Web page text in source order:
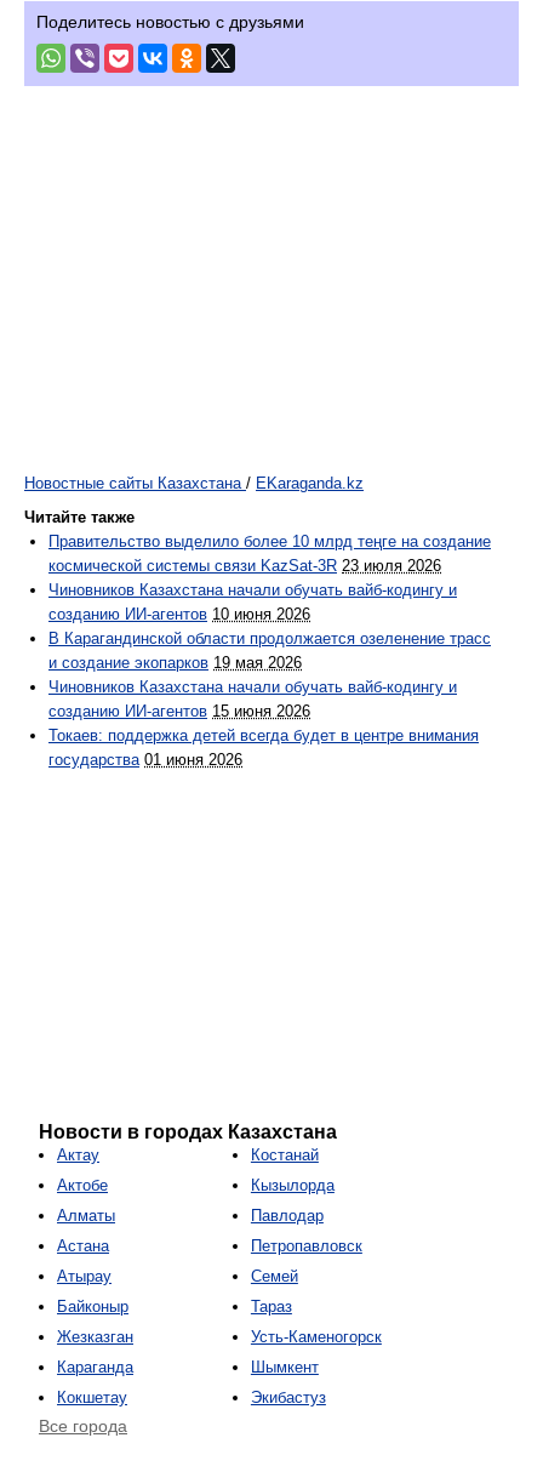
Поделитесь новостью с друзьями
Новостные сайты Казахстана / EKaraganda.kz
Читайте также
Правительство выделило более 10 млрд теңге на создание
космической системы связи KazSat-3R 23 июля 2026
Чиновников Казахстана начали обучать вайб-кодингу и
созданию ИИ-агентов 10 июня 2026
В Карагандинской области продолжается озеленение трасс
и создание экопарков 19 мая 2026
Чиновников Казахстана начали обучать вайб-кодингу и
созданию ИИ-агентов 15 июня 2026
Токаев: поддержка детей всегда будет в центре внимания
государства 01 июня 2026
Новости в городах Казахстана
Актау
Актобе
Алматы
Астана
Атырау
Байконыр
Жезказган
Караганда
Кокшетау
Костанай
Кызылорда
Павлодар
Петропавловск
Семей
Тараз
Усть-Каменогорск
Шымкент
Экибастуз
Все города